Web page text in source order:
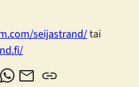
seijastrand/tai